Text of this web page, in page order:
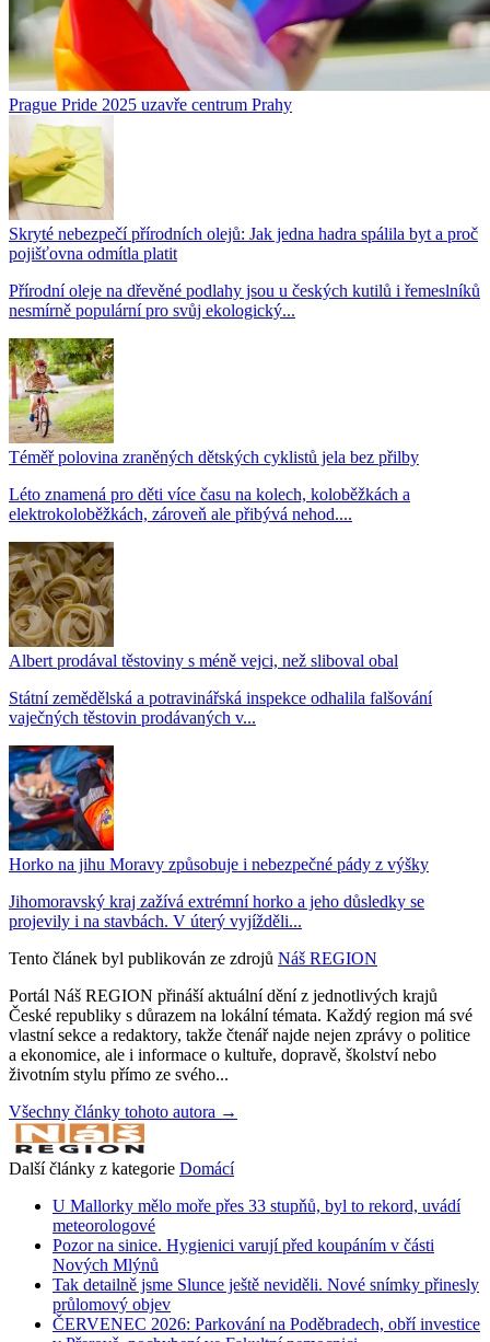
Prague Pride 2025 uzavře centrum Prahy
Skryté nebezpečí přírodních olejů: Jak jedna hadra spálila byt a proč
pojišťovna odmítla platit
Přírodní oleje na dřevěné podlahy jsou u českých kutilů i řemeslníků
nesmírně populární pro svůj ekologický...
Téměř polovina zraněných dětských cyklistů jela bez přilby
Léto znamená pro děti více času na kolech, koloběžkách a
elektrokoloběžkách, zároveň ale přibývá nehod....
Albert prodával těstoviny s méně vejci, než sliboval obal
Státní zemědělská a potravinářská inspekce odhalila falšování
vaječných těstovin prodávaných v...
Horko na jihu Moravy způsobuje i nebezpečné pády z výšky
Jihomoravský kraj zažívá extrémní horko a jeho důsledky se
projevily i na stavbách. V úterý vyjížděli...
Tento článek byl publikován ze zdrojů Náš REGION
Portál Náš REGION přináší aktuální dění z jednotlivých krajů
České republiky s důrazem na lokální témata. Každý region má své
vlastní sekce a redaktory, takže čtenář najde nejen zprávy o politice
a ekonomice, ale i informace o kultuře, dopravě, školství nebo
životním stylu přímo ze svého...
Všechny články tohoto autora →
Další články z kategorie Domácí
U Mallorky mělo moře přes 33 stupňů, byl to rekord, uvádí
meteorologové
Pozor na sinice. Hygienici varují před koupáním v části
Nových Mlýnů
Tak detailně jsme Slunce ještě neviděli. Nové snímky přinesly
průlomový objev
ČERVENEC 2026: Parkování na Poděbradech, obří investice